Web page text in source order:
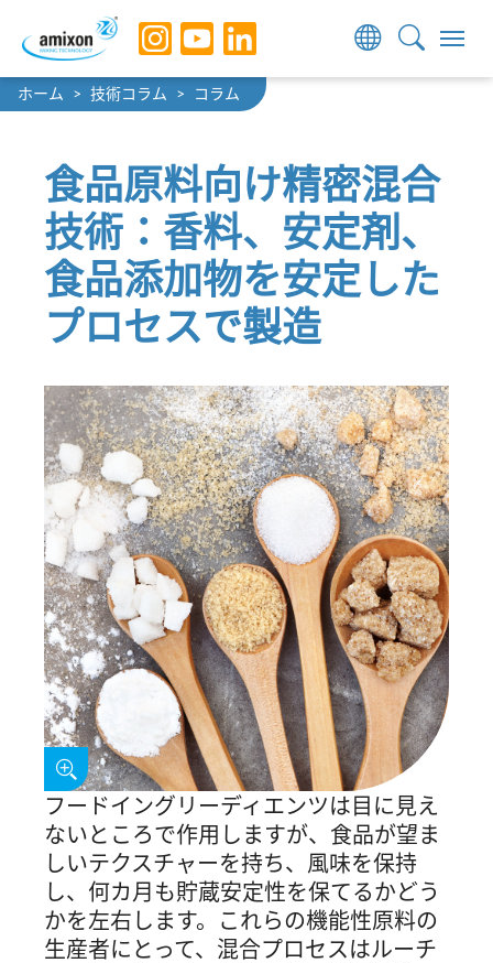
Skip to main navigation
Skip to main content
Skip to page footer
You are here:
ホーム 技術コラム コラム
食品原料向け精密混合
技術：香料、安定剤、
食品添加物を安定した
プロセスで製造
フードイングリーディエンツは目に見え
ないところで作用しますが、食品が望ま
しいテクスチャーを持ち、風味を保持
し、何カ月も貯蔵安定性を保てるかどう
かを左右します。これらの機能性原料の
生産者にとって、混合プロセスはルーチ